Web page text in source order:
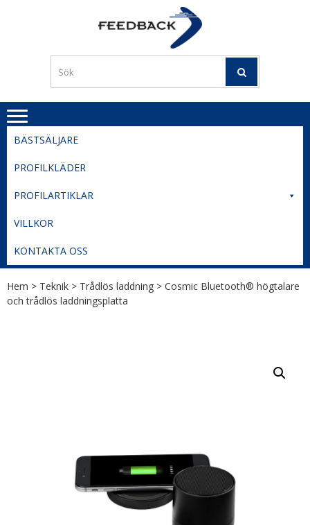
TIL
BESTE
PRISER
BÄSTSÄLJARE
PROFILKLÄDER
PROFILARTIKLAR
VILLKOR
KONTAKTA OSS
Hem > Teknik > Trådlös laddning > Cosmic Bluetooth® högtalare
och trådlös laddningsplatta